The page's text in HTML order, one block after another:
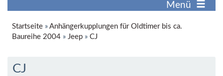
Menü
Startseite » Anhängerkupplungen für Oldtimer bis ca.
Baureihe 2004 » Jeep » CJ
CJ